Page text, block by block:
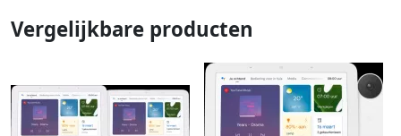
Vergelijkbare producten